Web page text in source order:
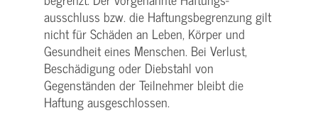
ausschluss bzw. die Haftungs­begrenzung gilt
nicht für Schäden an Leben, Körper und
Gesundheit eines Menschen. Bei Verlust,
Beschädigung oder Diebstahl von
Gegenständen der Teilnehmer bleibt die
Haftung ausgeschlossen.